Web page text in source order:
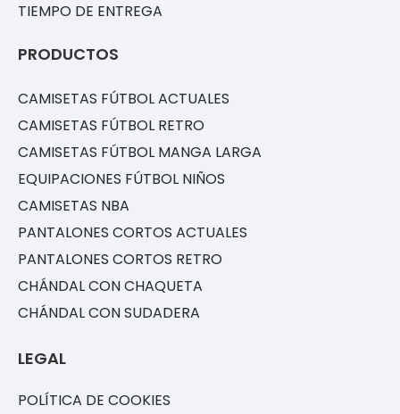
TIEMPO DE ENTREGA
PRODUCTOS
CAMISETAS FÚTBOL ACTUALES
CAMISETAS FÚTBOL RETRO
CAMISETAS FÚTBOL MANGA LARGA
EQUIPACIONES FÚTBOL NIÑOS
CAMISETAS NBA
PANTALONES CORTOS ACTUALES
PANTALONES CORTOS RETRO
CHÁNDAL CON CHAQUETA
CHÁNDAL CON SUDADERA
LEGAL
POLÍTICA DE COOKIES